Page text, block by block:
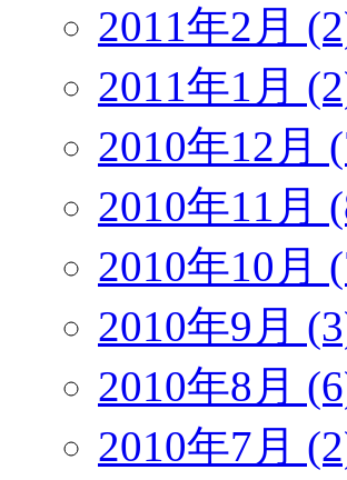
2011年2月
2011年1月
2010年12月
2010年11月
2010年10月
2010年9月
2010年8月
2010年7月